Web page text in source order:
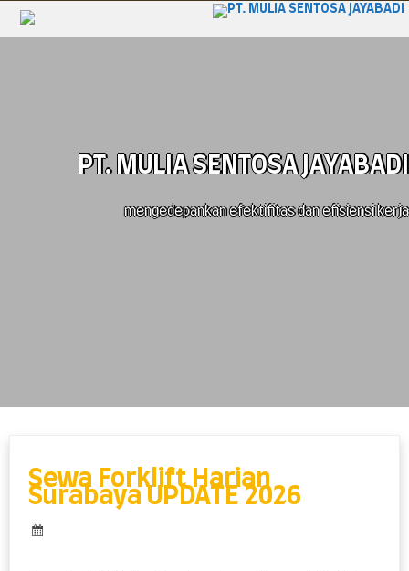
PT. MULIA SENTOSA JAYABADI
mengedepankan efektifitas dan efisiensi kerja
Sewa Forklift Harian
Surabaya UPDATE 2026